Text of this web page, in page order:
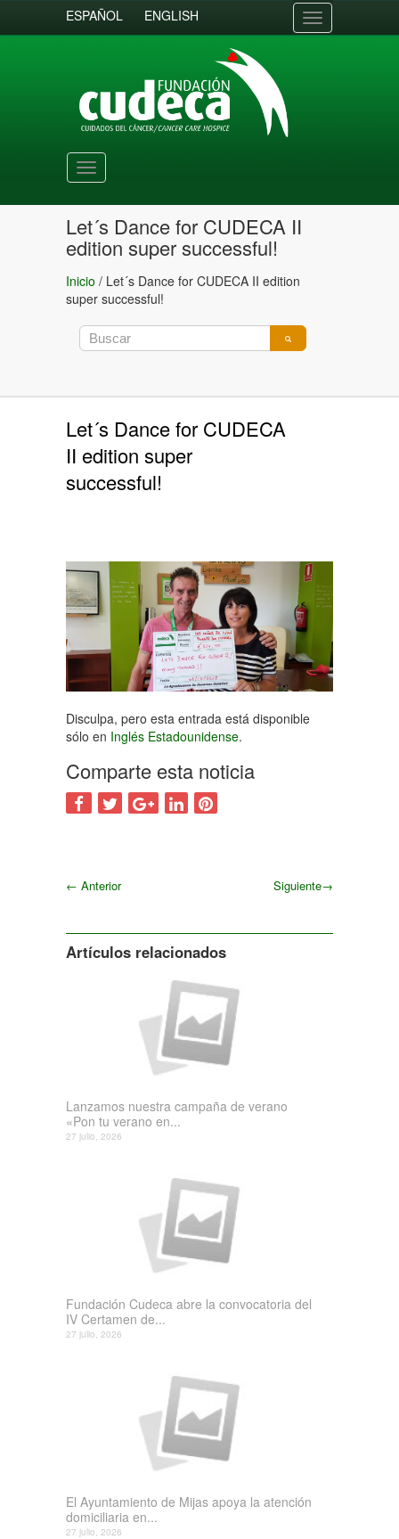
ESPAÑOL ENGLISH
Toggle
navigation
Toggle
navigation
Let´s Dance for CUDECA II
edition super successful!
Inicio / Let´s Dance for CUDECA II edition
super successful!
Let´s Dance for CUDECA
II edition super
successful!
Disculpa, pero esta entrada está disponible
sólo en Inglés Estadounidense.
Comparte esta noticia
← Anterior Siguiente→
Artículos relacionados
Lanzamos nuestra campaña de verano
«Pon tu verano en...
27 julio, 2026
Fundación Cudeca abre la convocatoria del
IV Certamen de...
27 julio, 2026
El Ayuntamiento de Mijas apoya la atención
domiciliaria en...
27 julio, 2026